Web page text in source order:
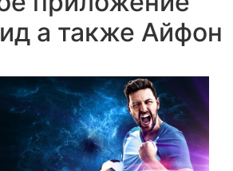
а также Айфон